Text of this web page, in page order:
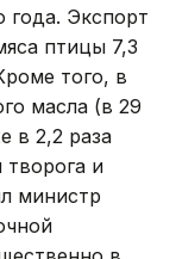
года. Экспорт
птицы 7,3
того, в
масла (в 29
в 2,2 раза
творога и
министр